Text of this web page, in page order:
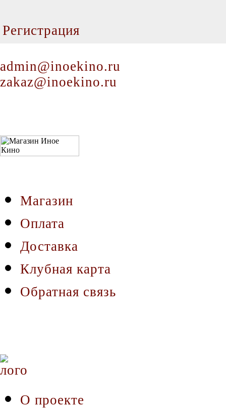
Регистрация
admin@inoekino.ru
zakaz@inoekino.ru
Магазин
Оплата
Доставка
Клубная карта
Обратная связь
О проекте